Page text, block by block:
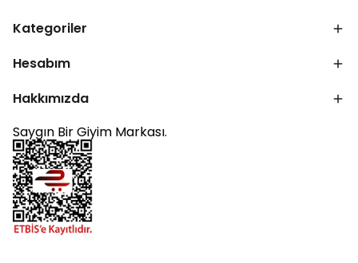
Kategoriler
Hesabım
Hakkımızda
Saygın Bir Giyim Markası.